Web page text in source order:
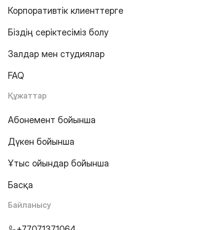
Корпоративтік клиенттерге
Біздің серіктесіміз болу
Залдар мен студиялар
FAQ
Құжаттар
Абонемент бойынша
Дүкен бойынша
Ұтыс ойындар бойынша
Басқа
Байланысу